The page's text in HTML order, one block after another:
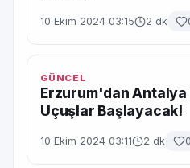
10 Ekim 2024 03:15 2 dk
GÜNCEL
Erzurum'dan Antalya
Uçuşlar Başlayacak!
10 Ekim 2024 03:11 2 dk 0